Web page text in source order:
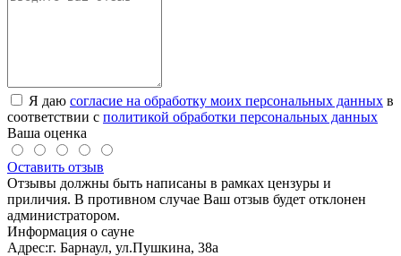
Я даю согласие на обработку моих персональных данных в
соответствии с политикой обработки персональных данных
Ваша оценка
Оставить отзыв
Отзывы должны быть написаны в рамках цензуры и
приличия. В противном случае Ваш отзыв будет отклонен
администратором.
Информация о сауне
Адрес:г. Барнаул, ул.Пушкина, 38а